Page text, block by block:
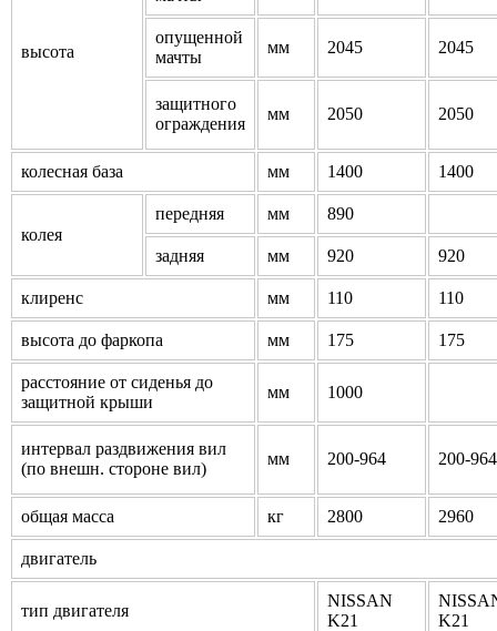
высота
опущенной
мачты
мм 2045 2045
защитного
ограждения
мм 2050 2050
колесная база мм 1400 1400
колея
передняя мм 890
задняя мм 920 920
клиренс мм 110 110
высота до фаркопа мм 175 175
расстояние от сиденья до
защитной крыши
мм 1000
интервал раздвижения вил
(по внешн. стороне вил)
мм 200-964 200-964
общая масса кг 2800 2960
двигатель
тип двигателя
NISSAN
K21
K21